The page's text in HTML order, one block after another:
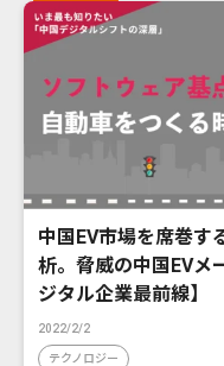
中国EV市場を席巻す
析。脅威の中国EVメ
ジタル企業最前線】
2022/2/2
テクノロジー